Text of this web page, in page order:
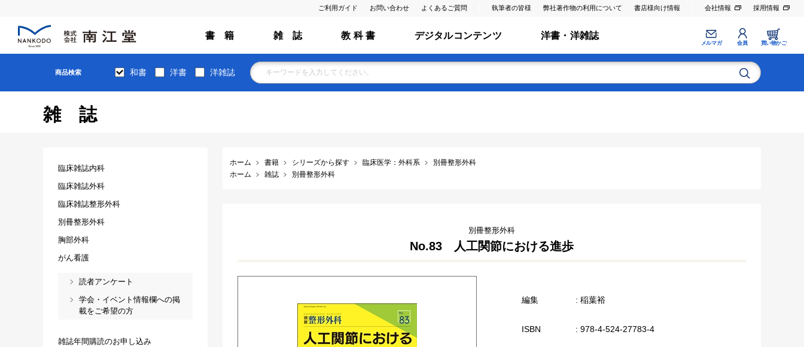
ご利用ガイド お問い合わせ よくあるご質問 執筆者の皆様 弊社著作物の利用について 書店様向け情報 会社情報 採用情報
書 籍 雑 誌 教 科 書 デジタルコンテンツ 洋書・洋雑誌
メルマガ 会員 買い物かご
商品検索 和書 洋書 洋雑誌
雑誌
ホーム 書籍 シリーズから探す 臨床医学：外科系
別冊整形外科
ホーム
雑誌 別冊整形外科
別冊整形外科
No.83 人工関節における進歩
編集 : 稲葉裕
ISBN : 978-4-524-27783-4
臨床雑誌内科
臨床雑誌外科
臨床雑誌整形外科
別冊整形外科
胸部外科
がん看護
読者アンケート
学会・イベント情報欄への掲
載をご希望の方
雑誌年間購読のお申し込み